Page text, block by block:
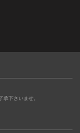
下さいませ。